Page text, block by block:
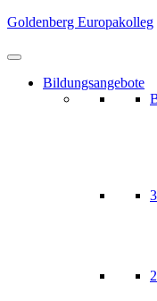
Skip
content
Enter)
Goldenberg Europakolleg
Bildungsangebote